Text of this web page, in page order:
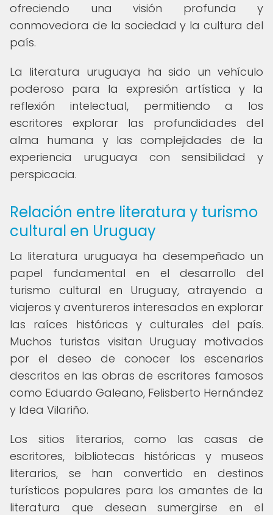
ofreciendo una visión profunda y
conmovedora de la sociedad y la cultura del
país.
La literatura uruguaya ha sido un vehículo
poderoso para la expresión artística y la
reflexión intelectual, permitiendo a los
escritores explorar las profundidades del
alma humana y las complejidades de la
experiencia uruguaya con sensibilidad y
perspicacia.
Relación entre literatura y turismo
cultural en Uruguay
La literatura uruguaya ha desempeñado un
papel fundamental en el desarrollo del
turismo cultural en Uruguay, atrayendo a
viajeros y aventureros interesados en explorar
las raíces históricas y culturales del país.
Muchos turistas visitan Uruguay motivados
por el deseo de conocer los escenarios
descritos en las obras de escritores famosos
como Eduardo Galeano, Felisberto Hernández
y Idea Vilariño.
Los sitios literarios, como las casas de
escritores, bibliotecas históricas y museos
literarios, se han convertido en destinos
turísticos populares para los amantes de la
literatura que desean sumergirse en el